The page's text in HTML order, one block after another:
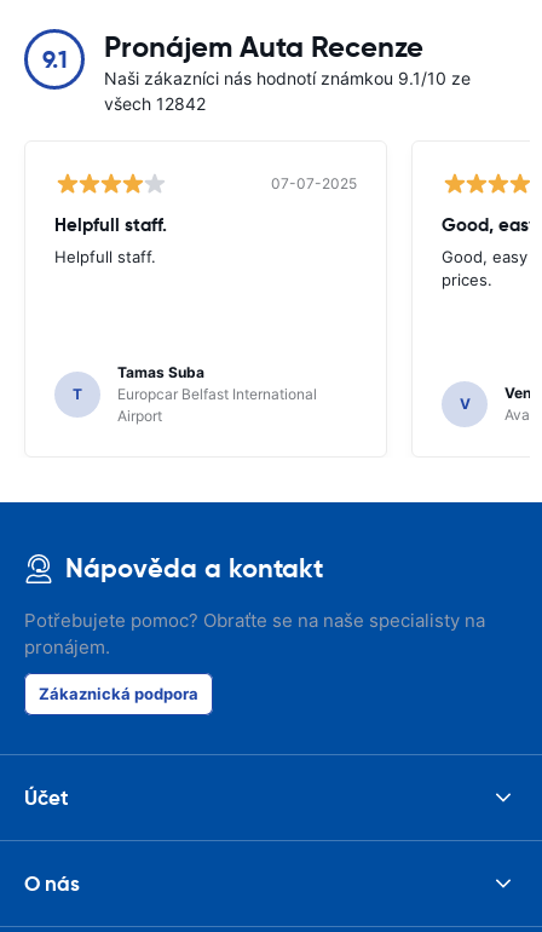
9.1 Pronájem Auta Recenze
Naši zákazníci nás hodnotí známkou 9.1/10 ze
všech 12842
07-07-2025
Helpfull staff.
Helpfull staff.
T
Tamas Suba
Europcar Belfast International
Airport
Good,
Good, easy
prices.
V
Nápověda a kontakt
Potřebujete pomoc? Obraťte se na naše specialisty na
pronájem.
Zákaznická podpora
Účet
O nás